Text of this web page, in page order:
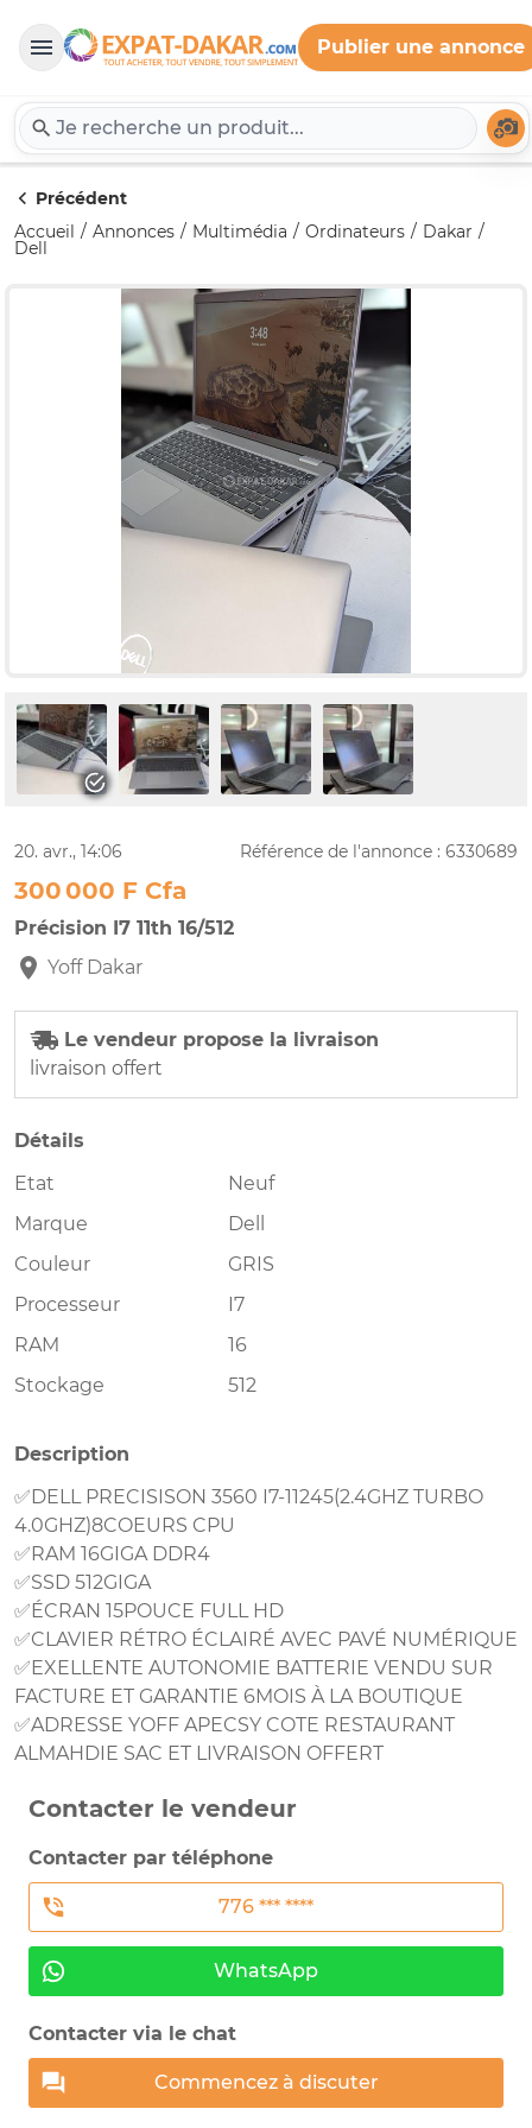
Expat-Dakar
Publier une annonce
Précédent
Accueil
Annonces Multimédia Ordinateurs Dakar
Dell
20. avr., 14:06 Référence de l'annonce : 6330689
300 000 F Cfa
Précision I7 11th 16/512
Yoff Dakar
Le vendeur propose la livraison
livraison offert
Détails
Etat
Neuf
Marque
Dell
Couleur
GRIS
Processeur
I7
RAM
16
Stockage
512
Description
✅DELL PRECISISON 3560 I7-11245(2.4GHZ TURBO
4.0GHZ)8COEURS CPU
✅RAM 16GIGA DDR4
✅SSD 512GIGA
✅ÉCRAN 15POUCE FULL HD
✅CLAVIER RÉTRO ÉCLAIRÉ AVEC PAVÉ NUMÉRIQUE
✅EXELLENTE AUTONOMIE BATTERIE VENDU SUR
FACTURE ET GARANTIE 6MOIS À LA BOUTIQUE
✅ADRESSE YOFF APECSY COTE RESTAURANT
ALMAHDIE SAC ET LIVRAISON OFFERT
Contacter le vendeur
Contacter par téléphone
776 *** ****
WhatsApp
Contacter via le chat
Commencez à discuter